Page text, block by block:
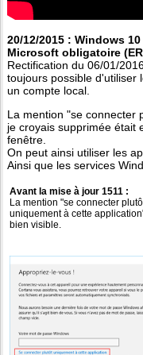
20/12/2015 : Windows
Microsoft obligatoire
Rectification du 06/01/
toujours possible d'utiliser
un compte local.
La mention "se connecter
je croyais supprimée était
fenêtre.
On peut ainsi utiliser les
Ainsi que les services
Avant la mise à jour 1511 :
La mention "se connecter
uniquement à cette
bien visible.